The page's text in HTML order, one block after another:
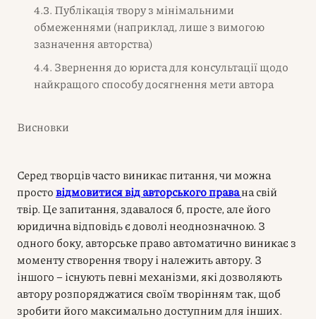
4.3. Публікація твору з мінімальними
обмеженнями (наприклад, лише з вимогою
зазначення авторства)
4.4. Звернення до юриста для консультації щодо
найкращого способу досягнення мети автора
Висновки
Серед творців часто виникає питання, чи можна
простовідмовитися від авторського правана свій
твір. Це запитання, здавалося б, просте, але його
юридична відповідь є доволі неоднозначною. З
одного боку, авторське право автоматично виникає з
моменту створення твору і належить автору. З
іншого – існують певні механізми, які дозволяють
автору розпоряджатися своїм творінням так, щоб
зробити його максимально доступним для інших.